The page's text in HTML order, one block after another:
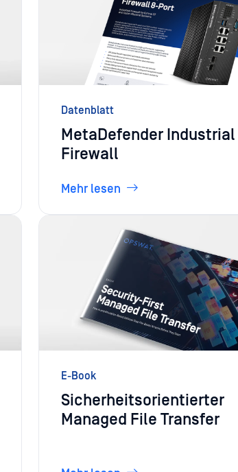
Datenblatt
MetaDefender Industrial
Firewall
Mehr lesen
E-Book
Sicherheitsorientierter
Managed File Transfer